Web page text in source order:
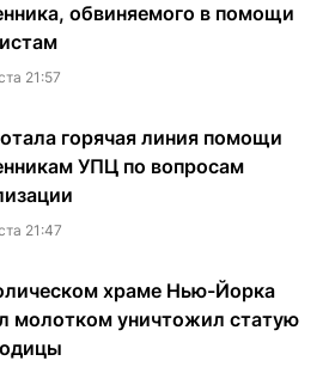
обвиняемого в помощи
21:57
горячая линия помощи
УПЦ по вопросам
21:47
храме Нью-Йорка
молотком уничтожил статую